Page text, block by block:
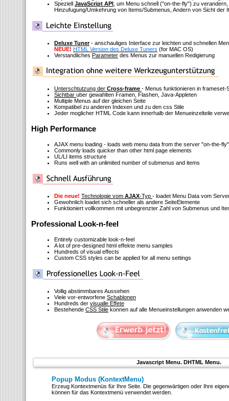
Speziell JavaScript API , um Menu schnell ("on-the-fly") zu verandern,
Hinzufugung/Umkehrung von Items/Submenus, Andern von Sicht der
Deluxe Tuner- anschauliges Interface zur leichten und schnellen
NEUE! HTML Version des Deluxe Tuners (for MAC OS)
Verstandliches Parameter des Menus zur manuellen Redigierung
Unterschtutzung der Cross-frame - Menus funktionieren in frameset-
Sichtbar uber gewahlten Framen, Flashen, Java-Appleten
Multiple Menus auf der gleichen Seite
Kompatibel zu anderen Indexen und zu den css Stile
Jeder moglicher HTML Code kann innerhalb der Menueinzelteile
High Performance
AJAX menu loading - loads web menu data from the server "on-the-
Commonly loads quicker than other html page elements
UL/LI items structure
Runs well with an unlimited number of submenus and items
Die neue! Technologie vom AJAX-Typ - loadet Menu Data vom
Gewohnlich loadet sich schneller als andere SeiteElemente
Funktioniert vollkommen mit unbegrenzter Zahl von Submenus und
Professional Look-n-feel
Entirely customizable look-n-feel
A lot of pre-designed html effekte menu samples
Hundreds of visual effects
Custom CSS styles can be applied for all menu settings
Vollig abstimmbares Aussehen
Viele vor-entworfene Schablonen
Hundreds der visualle Effete
Bestehende CSS Stile konnen auf alle Menueinstellungen anwenden
Javascript Menu. DHTML Menu.
Popup Modus (KontextMenu)
Erzeug Kontextmenüs für Ihre Seite. Die gegenwärtigen oder Ihre
können für das Kontextmenü verwendet werden.